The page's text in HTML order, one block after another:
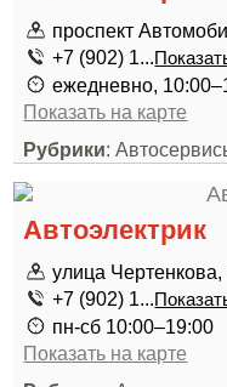
проспект
+7 (902) 1...
ежедневно,
Показать на карте
Рубрики:
Автоэлектрик
улица Чертенкова,
+7 (902) 1...
пн-сб 10:00–19:00
Показать на карте